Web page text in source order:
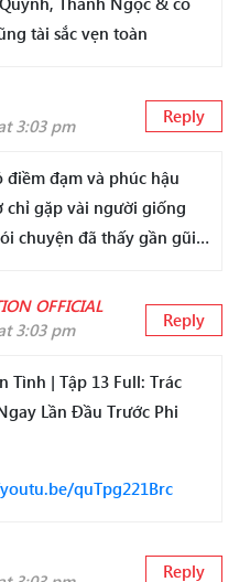
tài sắc vẹn toàn
3:03 pm
Reply
điềm đạm và phúc hậu
chỉ gặp vài người giống
chuyện đã thấy gần gũi…
OFFICIAL
3:03 pm
Reply
Tình | Tập 13 Full: Trác
Lần Đầu Trước Phi
quTpg221Brc
Reply